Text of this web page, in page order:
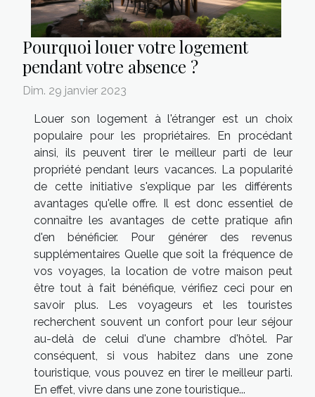
Pourquoi louer votre logement
pendant votre absence ?
Dim. 29 janvier 2023
Louer son logement à l'étranger est un choix
populaire pour les propriétaires. En procédant
ainsi, ils peuvent tirer le meilleur parti de leur
propriété pendant leurs vacances. La popularité
de cette initiative s'explique par les différents
avantages qu'elle offre. Il est donc essentiel de
connaître les avantages de cette pratique afin
d'en bénéficier. Pour générer des revenus
supplémentaires Quelle que soit la fréquence de
vos voyages, la location de votre maison peut
être tout à fait bénéfique, vérifiez ceci pour en
savoir plus. Les voyageurs et les touristes
recherchent souvent un confort pour leur séjour
au-delà de celui d'une chambre d'hôtel. Par
conséquent, si vous habitez dans une zone
touristique, vous pouvez en tirer le meilleur parti.
En effet, vivre dans une zone touristique...